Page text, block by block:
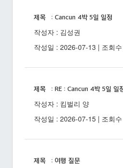
제목 : Cancun 4박 5일 일정
작성자 : 김성권
작성일 : 2026-07-13 | 조회
제목 : RE : Cancun 4박 5일 일
작성자 : 킴벌리 양
작성일 : 2026-07-15 | 조회
제목 : 여행 질문